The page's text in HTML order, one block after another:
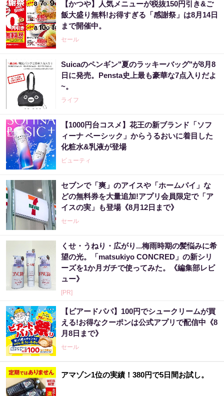
【かつや】人気メニューが税抜150円引き&ご
飯大盛り無料!お得すぎる「感謝祭」は8月14日
まで開催中。
セール
Suicaのペンギン"夏のラッキーバッグ"が8月8
日に発売。Pensta史上最も豪華な7点入りだよ
~。
ライフ
【1000円台コスメ】花王の新ブランド「ソフ
ィーナ ベーシック」からうるおいに着目した
化粧水&乳液が登場
ビューティ
セブンで「爽」のアイスや「ホームパイ」な
どの無料券を大量追加!アプリ会員限定で「ア
イスの実」も登場《8月12日まで》
セール
くせ・うねり・広がり...梅雨時期の髪悩みに希
望の光。「matsukiyo CONCRED」の新シリ
ーズを1か月ガチで使ってみた。《編集部レビ
ュー》
[PR]
【ビアードパパ】100円でシュークリームが買
える!お得なクーポンは公式アプリで配信中《8
月8日まで》
セール
アマゾン1位の実績！380円で5日間お試し。